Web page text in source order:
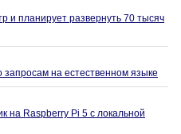
и планирует развернуть 70 тысяч
запросам на естественном языке
на Raspberry Pi 5 с локальной